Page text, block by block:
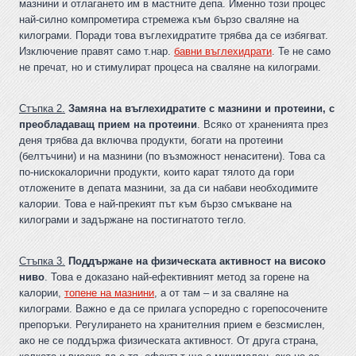
мазнини и отлагането им в мастните депа. Именно този процес
най-силно компрометира стремежа към бързо сваляне на
килограми. Поради това въглехидратите трябва да се избягват.
Изключение правят само т.нар.бавни въглехидрати. Те не само
не пречат, но и стимулират процеса на сваляне на килограми.
Стъпка 2. Замяна на въглехидратите с мазнини и протеини, с
преобладаващ прием на протеини. Всяко от храненията през
деня трябва да включва продукти, богати на протеини
(белтъчини) и на мазнини (по възможност ненаситени). Това са
по-нискокалорични продукти, които карат тялото да гори
отложените в депата мазнини, за да си набави необходимите
калории. Това е най-прекият път към бързо смъкване на
килограми и задържане на постигнатото тегло.
Стъпка 3. Поддържане на физическата активност на високо
ниво. Това е доказано най-ефективният метод за горене на
калории, топене на мазнини, а от там – и за сваляне на
килограми. Важно е да се прилага успоредно с горепосочените
препоръки. Регулирането на хранителния прием е безсмислен,
ако не се поддържа физическата активност. От друга страна,